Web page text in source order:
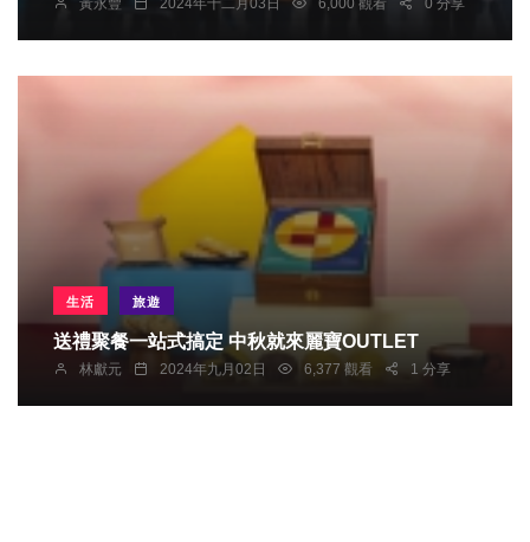
黃永豐 2024年十二月03日 6,000 觀看 0 分享
生活 旅遊
送禮聚餐一站式搞定 中秋就來麗寶OUTLET
林獻元 2024年九月02日 6,377 觀看 1 分享